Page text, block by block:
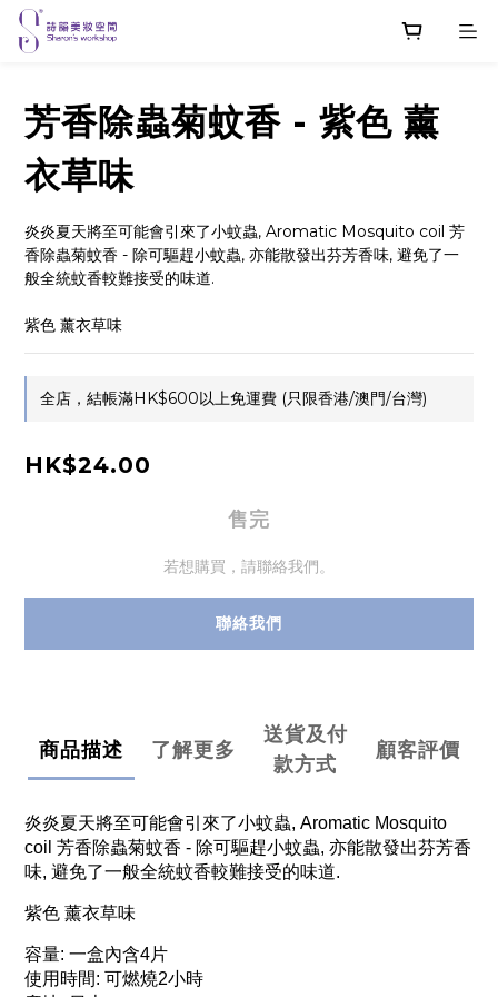
芳香除蟲菊蚊香 - 紫色 薰
衣草味
炎炎夏天將至可能會引來了小蚊蟲, Aromatic Mosquito coil 芳
香除蟲菊蚊香 - 除可驅趕小蚊蟲, 亦能散發出芬芳香味, 避免了一
般全統蚊香較難接受的味道.
紫色 薰衣草味
全店，結帳滿HK$600以上免運費 (只限香港/澳門/台灣)
HK$24.00
售完
若想購買，請聯絡我們。
聯絡我們
商品描述 了解更多
送貨及付
款方式
顧客評價
炎炎夏天將至可能會引來了小蚊蟲, Aromatic Mosquito
coil 芳香除蟲菊蚊香 - 除可驅趕小蚊蟲, 亦能散發出芬芳香
味, 避免了一般全統蚊香較難接受的味道.
紫色 薰衣草味
容量: 一盒內含4片
使用時間: 可燃燒2小時